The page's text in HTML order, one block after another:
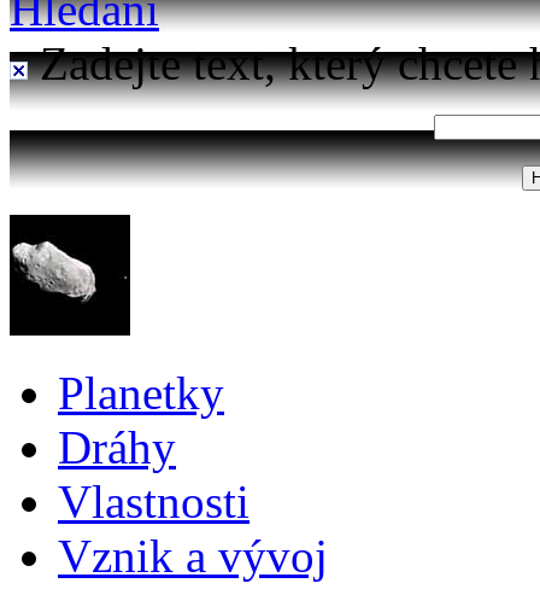
Zadejte text, který chcete
Planetky
Dráhy
Vlastnosti
Vznik a vývoj